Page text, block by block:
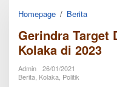
Homepage / BeritaGerindra
Duduki
Kursi
Bupati
Gerindra Target
Kolaka di 2023
Admin
26/01/2021
Berita Kolaka Politik